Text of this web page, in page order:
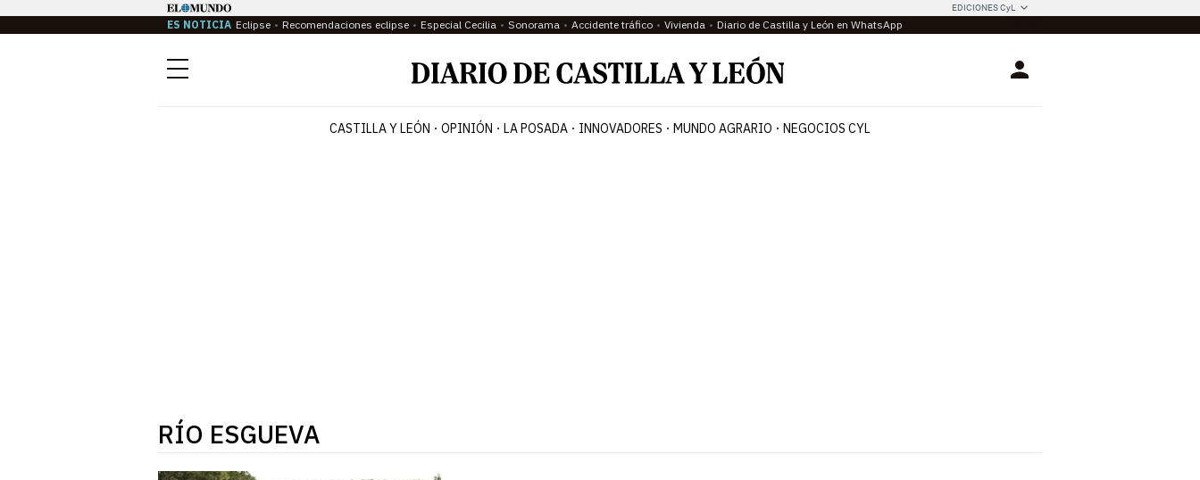
EDICIONES CyL
ES NOTICIA Eclipse Recomendaciones eclipse Especial Cecilia Sonorama Accidente tráfico Vivienda Diario de Castilla y León en WhatsApp
Menú Login
CASTILLA Y LEÓN OPINIÓN LA POSADA INNOVADORES MUNDO AGRARIO NEGOCIOS CYL
RÍO ESGUEVA